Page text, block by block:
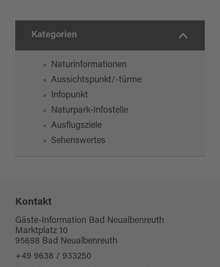
Kategorien
Naturinformationen
Aussichtspunkt/-türme
Infopunkt
Naturpark-Infostelle
Ausflugsziele
Sehenswertes
Kontakt
Gäste-Information Bad Neualbenreuth
Marktplatz 10
95698 Bad Neualbenreuth
+49 9638 / 933250